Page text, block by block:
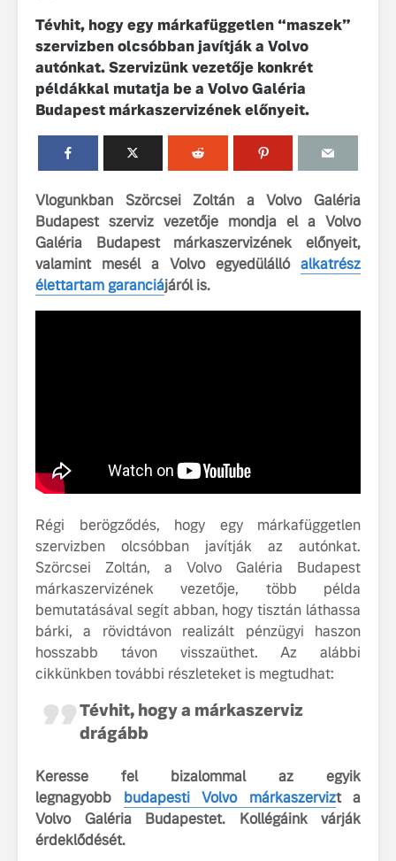
Tévhit, hogy egy márkafüggetlen “maszek”
szervizben olcsóbban javítják a Volvo
autónkat. Szervizünk vezetője konkrét
példákkal mutatja be a Volvo Galéria
Budapest márkaszervizének előnyeit.
Vlogunkban Szörcsei Zoltán a Volvo Galéria
Budapest szerviz vezetője mondja el a Volvo
Galéria Budapest márkaszervizének előnyeit,
valamint mesél a Volvo egyedülálló alkatrész
élettartam garanciájáról is.
Régi berögződés, hogy egy márkafüggetlen
szervizben olcsóbban javítják az autónkat.
Szörcsei Zoltán, a Volvo Galéria Budapest
márkaszervizének vezetője, több példa
bemutatásával segít abban, hogy tisztán láthassa
bárki, a rövidtávon realizált pénzügyi haszon
hosszabb távon visszaüthet. Az alábbi
cikkünkben további részleteket is megtudhat:
Tévhit, hogy a márkaszerviz
drágább
Keresse fel bizalommal az egyik
legnagyobb budapesti Volvo márkaszervizt a
Volvo Galéria Budapestet. Kollégáink várják
érdeklődését.
Volvo élmények a
Lajvér Pikniken
Milliók számára lett
elérhető a Volvo
Car UX élmény
Az új Volvo EX60 új
szintre emeli a
fenntarthatóságot
amelynek
Az autó,
ismerje
Volvo
Volvo élmények a
Lajvér Pikniken
Milliók számára lett
elérhető a Volvo
Car UX élmény
Az új Volvo EX60 új
szintre emeli a
A Volvo
bemutatja
gondosan
tisztán
Volvo